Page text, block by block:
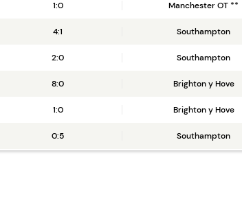
1:0 Manchester OT **
4:1 Southampton
2:0 Southampton
8:0 Brighton y Hove
1:0 Brighton y Hove
0:5 Southampton